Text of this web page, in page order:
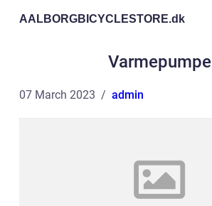
AALBORGBICYCLESTORE.dk
Varmepumpe
07 March 2023 admin